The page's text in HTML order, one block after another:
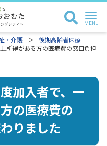
・介護
後期高齢者医療
所得がある方の医療費の窓口負担
加入者で、一
の医療費の
りました